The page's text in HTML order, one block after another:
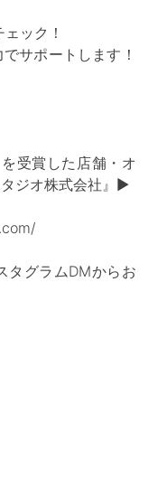
ック！
サポートします！
受賞した店舗・オ
ジオ株式会社』▶
タグラムDMからお